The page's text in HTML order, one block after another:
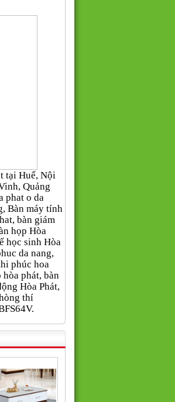
tại Huế, Nội
Quảng
phat o da
Bàn máy tính
bàn giám
họp Hòa
học sinh Hòa
da nang,
phúc hoa
phát, bàn
Hòa Phát,
thí
.